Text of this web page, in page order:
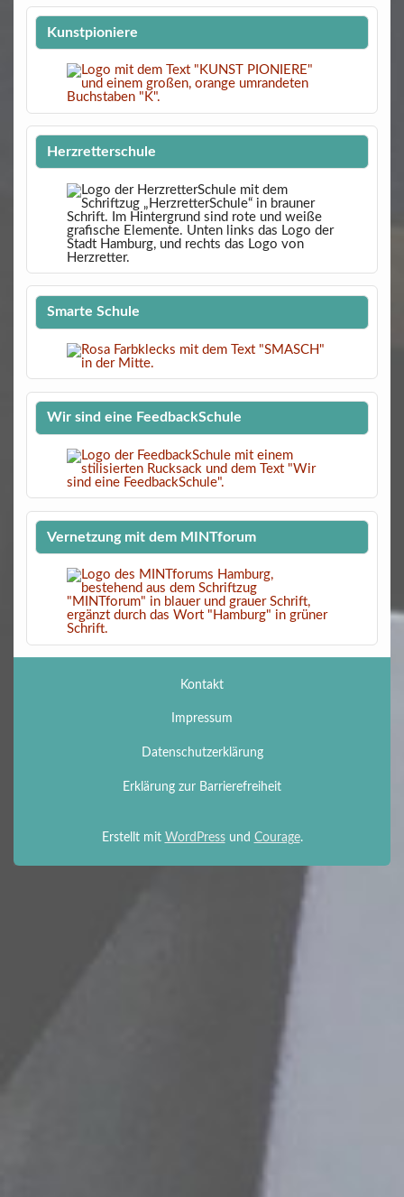
Kunstpioniere
Herzretterschule
Smarte Schule
Wir sind eine FeedbackSchule
Vernetzung mit dem MINTforum
Kontakt
Impressum
Datenschutzerklärung
Erklärung zur Barrierefreiheit
Erstellt mit WordPressund Courage.